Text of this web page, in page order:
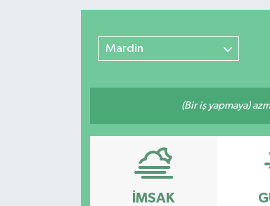
Mardin
(Bir iş yapmaya)
İMSAK
Trafik Durumu
Süper Lig Puan Durumu ve Fikstür